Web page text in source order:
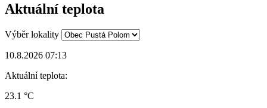
Aktuální teplota
Výběr lokality
10.8.2026 07:13
Aktuální teplota:
23.1 °C